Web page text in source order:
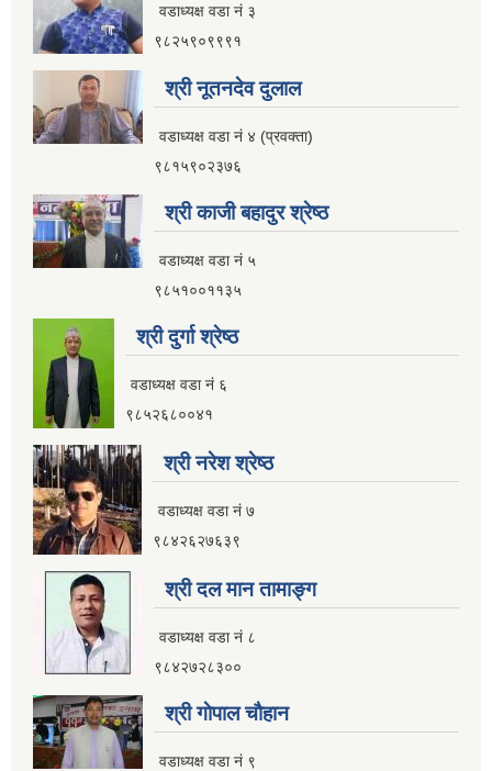
वडाध्यक्ष वडा नं ३
९८२५९०९९९१
श्री नूतनदेव दुलाल
वडाध्यक्ष वडा नं ४ (प्रवक्ता)
९८१५९०२३७६
श्री काजी बहादुर श्रेष्ठ
वडाध्यक्ष वडा नं ५
९८५१००११३५
श्री दुर्गा श्रेष्ठ
वडाध्यक्ष वडा नं ६
९८५२६८००४१
श्री नरेश श्रेष्ठ
वडाध्यक्ष वडा नं ७
९८४२६२७६३९
श्री दल मान तामाङ्ग
वडाध्यक्ष वडा नं ८
९८४२७२८३००
श्री गाेपाल चाैहान
वडाध्यक्ष वडा नं ९